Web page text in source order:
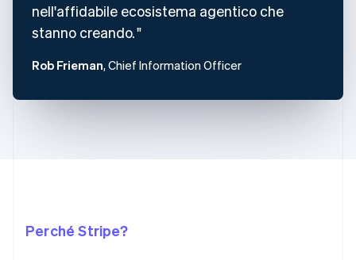
nell'affidabile ecosistema agentico che
stanno creando.
Rob Frieman, Chief Information Officer
Perché Stripe?